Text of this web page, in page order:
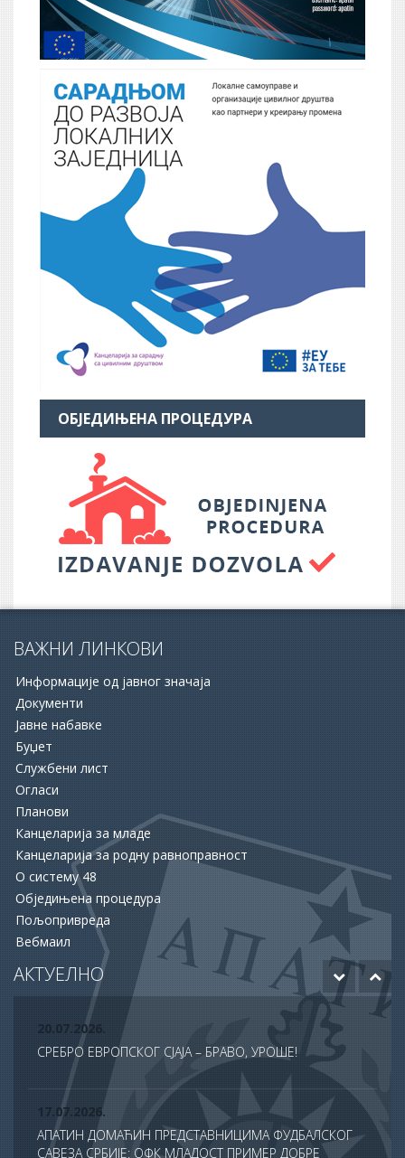
ОБЈЕДИЊЕНА ПРОЦЕДУРА
ВАЖНИ ЛИНКОВИ
Информације од јавног значаја
Документи
Јавне набавке
Буџет
Службени лист
Огласи
Планови
Канцеларија за младе
Канцеларија за родну равноправност
О систему 48
Обједињена процедура
Пољопривреда
Вебмаил
АКТУЕЛНО
16.06.2026.
ПОЗИВА ЗА ПОДРШКУ ЗАПОШЉАВАЊУ
15.06.2026.
ХУМАНОСТ КОЈА СПАШАВА ЖИВОТЕ: УПРИЛИЧЕН
ПРИЈЕМ ЗА ДОБРОВОЉНЕ ДАВАОЦЕ КРВИ
12.06.2026.
ОДОБРЕНО ЈОШ 20 МИЛИОНА ДИНАРА ЗА НАСТАВАК
РАДОВА НА БУДУЋЕМ МУЗЕЈУ АПАТИНА
20.07.2026.
СРЕБРО ЕВРОПСКОГ СЈАЈА – БРАВО, УРОШЕ!
17.07.2026.
АПАТИН ДОМАЋИН ПРЕДСТАВНИЦИМА ФУДБАЛСКОГ
САВЕЗА СРБИЈЕ: ОФК МЛАДОСТ ПРИМЕР ДОБРЕ